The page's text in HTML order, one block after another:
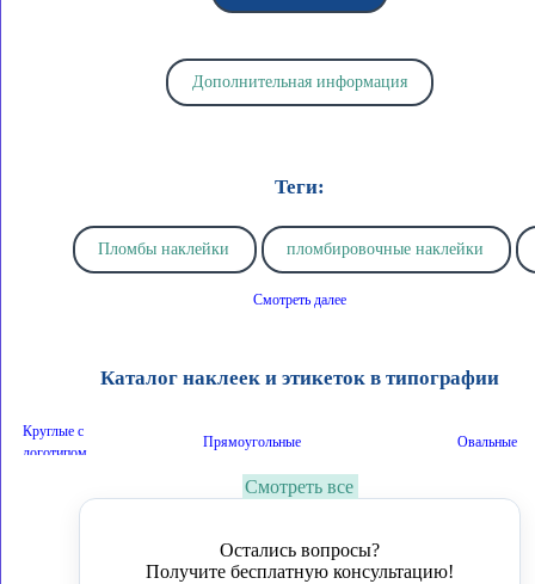
Дополнительная информация
Теги:
Пломбы наклейки пломбировочные наклейки
пломба наклейка на заказ
Смотреть далее
Каталог наклеек и этикеток в типографии
Круглые с
логотипом
Прямоугольные Овальные
На монтажной пленке Простые на
Графика на стену
Смотреть все
Остались вопросы?
Получите бесплатную консультацию!